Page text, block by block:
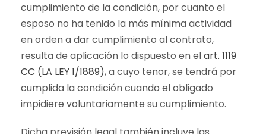
cumplimiento de la condición, por cuanto el
esposo no ha tenido la más mínima actividad
en orden a dar cumplimiento al contrato,
resulta de aplicación lo dispuesto en elart. 1119
CC (LA LEY 1/1889), a cuyo tenor, se tendrá por
cumplida la condición cuando el obligado
impidiere voluntariamente su cumplimiento.